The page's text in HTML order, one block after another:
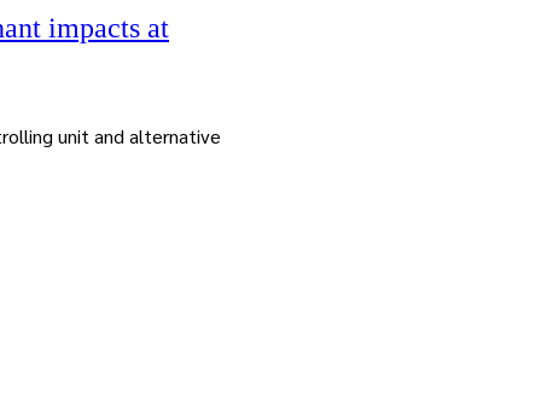
impacts at
unit and alternative